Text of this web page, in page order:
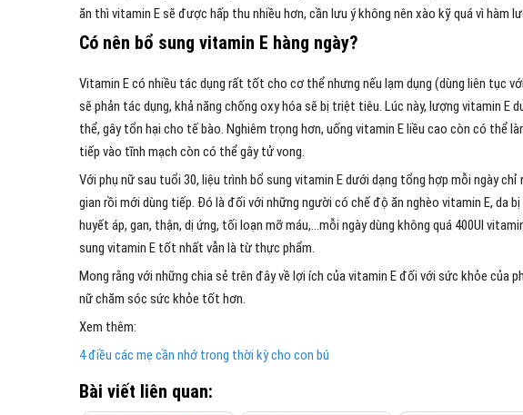
ăn thì vitamin E sẽ được hấp thu nhiều hơn, cần lưu ý không nên xào kỹ quá vì hàm
Có nên bổ sung vitamin E hàng ngày?
Vitamin E có nhiều tác dụng rất tốt cho cơ thể nhưng nếu lạm dụng (dùng liên tục
sẽ phản tác dụng, khả năng chống oxy hóa sẽ bị triệt tiêu. Lúc này, lượng vitamin
thể, gây tổn hại cho tế bào. Nghiêm trọng hơn, uống vitamin E liều cao còn có thể
tiếp vào tĩnh mạch còn có thể gây tử vong.
Với phụ nữ sau tuổi 30, liệu trình bổ sung vitamin E dưới dạng tổng hợp mỗi ngày
gian rồi mới dùng tiếp. Đó là đối với những người có chế độ ăn nghèo vitamin E, da
huyết áp, gan, thận, dị ứng, tối loạn mỡ máu,…mỗi ngày dùng không quá 400UI
sung vitamin E tốt nhất vẫn là từ thực phẩm.
Mong rằng với những chia sẻ trên đây về lợi ích của vitamin E đối với sức khỏe của
nữ chăm sóc sức khỏe tốt hơn.
Xem thêm:
4 điều các mẹ cần nhớ trong thời kỳ cho con bú
Bài viết liên quan: